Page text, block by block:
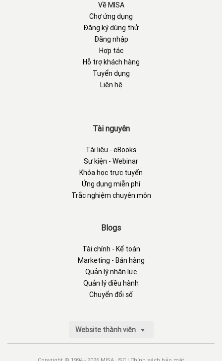
Về MISA
Chợ ứng dụng
Đăng ký dùng thử
Đăng nhập
Hợp tác
Hỗ trợ khách hàng
Tuyển dụng
Liên hệ
Tài nguyên
Tài liệu - eBooks
Sự kiện - Webinar
Khóa học trực tuyến
Ứng dụng miễn phí
Trắc nghiệm chuyên môn
Blogs
Tài chính - Kế toán
Marketing - Bán hàng
Quản lý nhân lực
Quản lý điều hành
Chuyển đổi số
Website thành viên